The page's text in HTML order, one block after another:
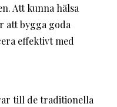
Att kunna hälsa
att bygga goda
effektivt med
till de traditionella